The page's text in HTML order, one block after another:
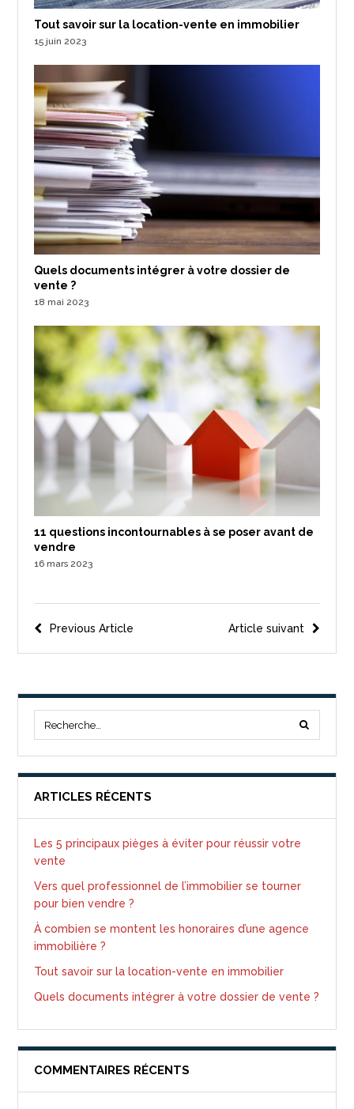
Tout savoir sur la location-vente en immobilier
15 juin 2023
Quels documents intégrer à votre dossier de
vente ?
18 mai 2023
11 questions incontournables à se poser avant de
vendre
16 mars 2023
Article suivant
Previous Article
ARTICLES RÉCENTS
Les 5 principaux pièges à éviter pour réussir votre
vente
Vers quel professionnel de l’immobilier se tourner
pour bien vendre ?
À combien se montent les honoraires d’une agence
immobilière ?
Tout savoir sur la location-vente en immobilier
Quels documents intégrer à votre dossier de vente ?
COMMENTAIRES RÉCENTS